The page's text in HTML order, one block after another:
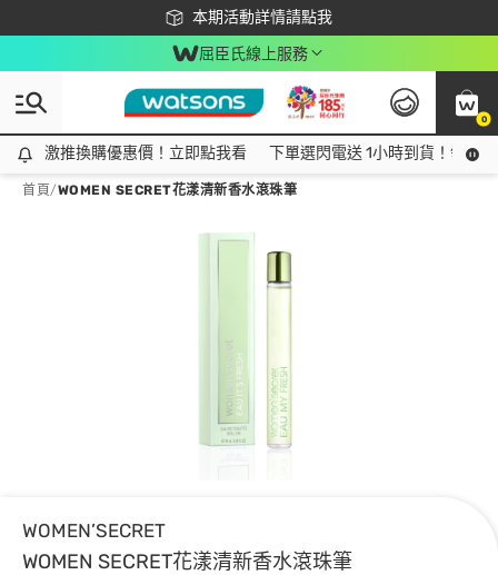
本期活動詳情請點我
下載app最高回饋$350
屈臣氏線上服務
0
激推換購優惠價！立即點我看
激推換購優惠價！立即點我看 下單選閃電送 1小時到貨！領神
首頁/WOMEN SECRET花漾清新香水滾珠筆
WOMEN’SECRET
WOMEN SECRET花漾清新香水滾珠筆